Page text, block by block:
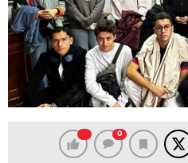
0